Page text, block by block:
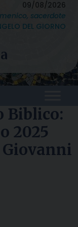
09/08/2026
sacerdote
DEL GIORNO
Biblico:
2025